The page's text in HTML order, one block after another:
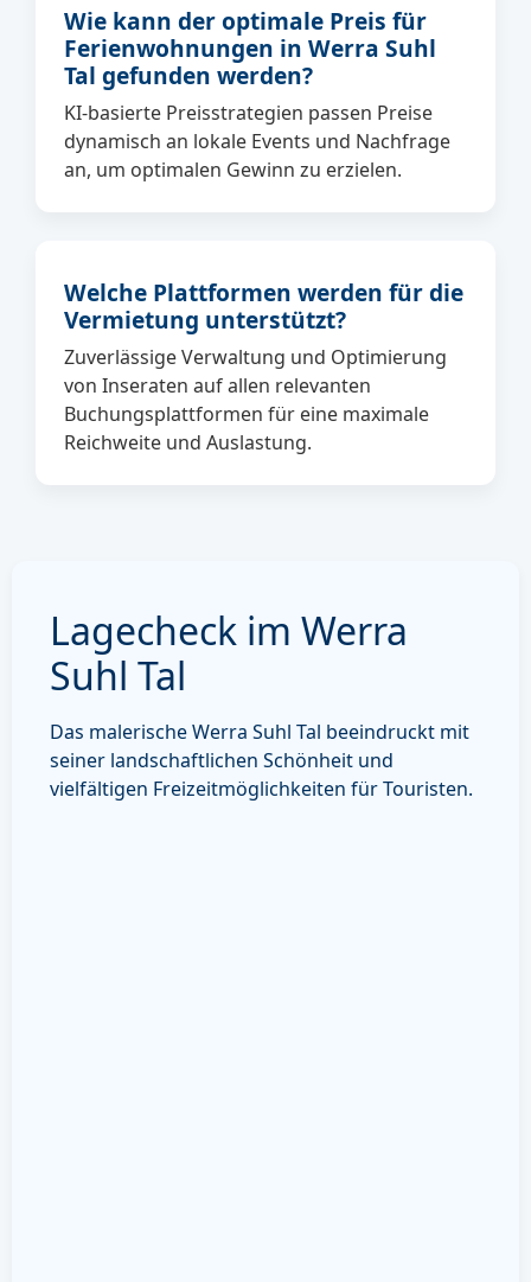
Wie kann der optimale Preis für
Ferienwohnungen in Werra Suhl
Tal gefunden werden?
KI-basierte Preisstrategien passen Preise
dynamisch an lokale Events und Nachfrage
an, um optimalen Gewinn zu erzielen.
Welche Plattformen werden für die
Vermietung unterstützt?
Zuverlässige Verwaltung und Optimierung
von Inseraten auf allen relevanten
Buchungsplattformen für eine maximale
Reichweite und Auslastung.
Lagecheck im Werra
Suhl Tal
Das malerische Werra Suhl Tal beeindruckt mit
seiner landschaftlichen Schönheit und
vielfältigen Freizeitmöglichkeiten für Touristen.